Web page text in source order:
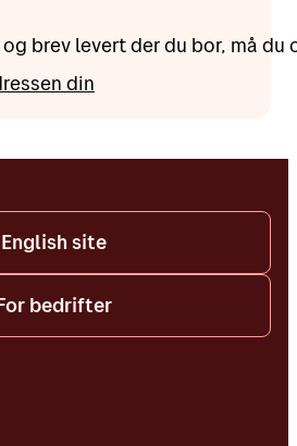
brev levert der du bor, må
din
English site
bedrifter